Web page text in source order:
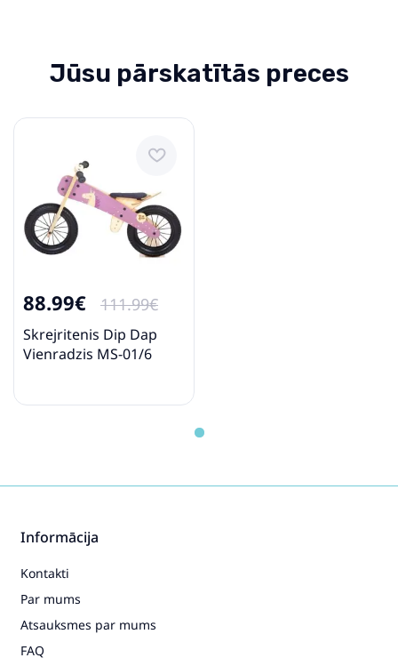
Jūsu pārskatītās preces
88.99€ 111.99€
Skrejritenis Dip Dap
Vienradzis MS-01/6
Informācija
Kontakti
Par mums
Atsauksmes par mums
FAQ